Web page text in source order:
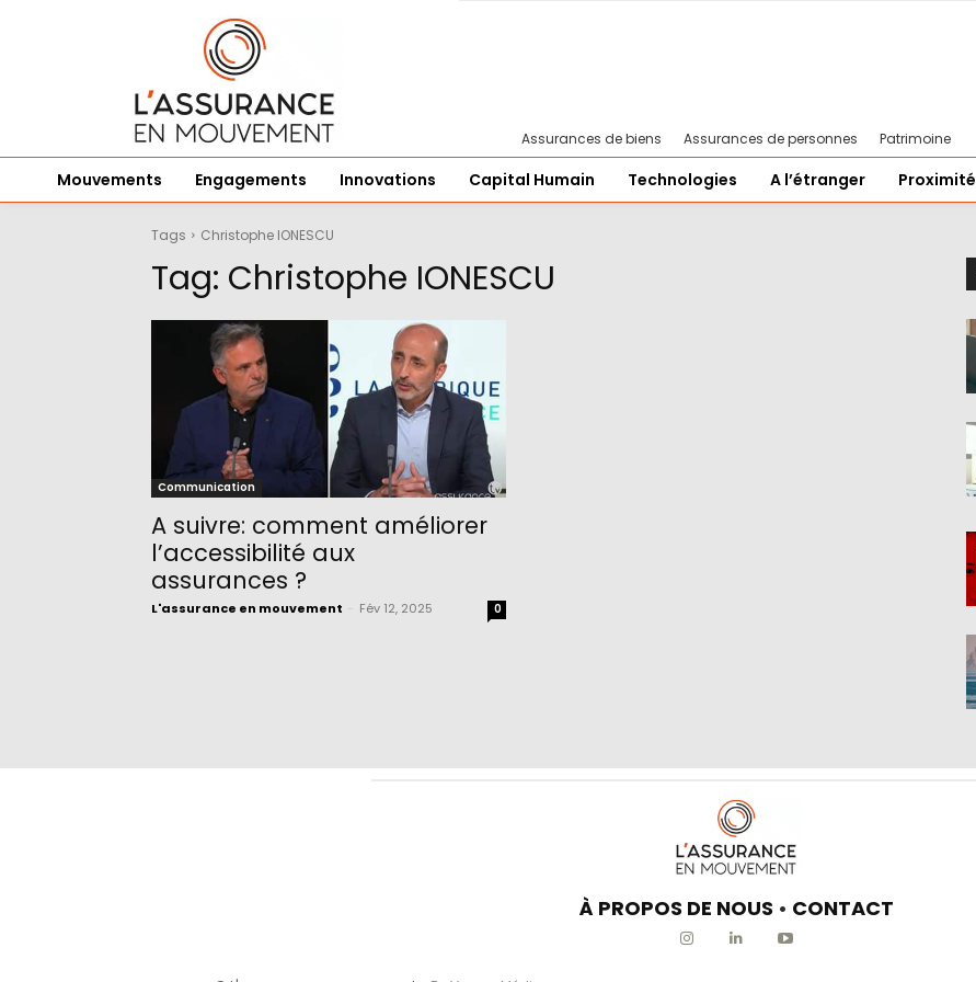
Assurances de biens Assurances de personnes Patrimoine
Mouvements Engagements Innovations Capital Humain Technologies A l’étranger Proximité
Tags Christophe IONESCU
Tag: Christophe IONESCU
Communication
A suivre: comment améliorer
l’accessibilité aux
assurances ?
L'assurance en mouvement Fév 12, 2025 0
À PROPOS DE NOUS • CONTACT